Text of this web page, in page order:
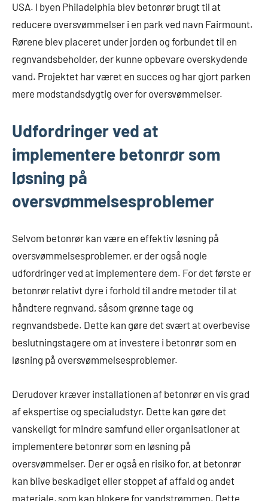
USA. I byen Philadelphia blev betonrør brugt til at
reducere oversvømmelser i en park ved navn Fairmount.
Rørene blev placeret under jorden og forbundet til en
regnvandsbeholder, der kunne opbevare overskydende
vand. Projektet har været en succes og har gjort parken
mere modstandsdygtig over for oversvømmelser.
Udfordringer ved at
implementere betonrør som
løsning på
oversvømmelsesproblemer
Selvom betonrør kan være en effektiv løsning på
oversvømmelsesproblemer, er der også nogle
udfordringer ved at implementere dem. For det første er
betonrør relativt dyre i forhold til andre metoder til at
håndtere regnvand, såsom grønne tage og
regnvandsbede. Dette kan gøre det svært at overbevise
beslutningstagere om at investere i betonrør som en
løsning på oversvømmelsesproblemer.
Derudover kræver installationen af betonrør en vis grad
af ekspertise og specialudstyr. Dette kan gøre det
vanskeligt for mindre samfund eller organisationer at
implementere betonrør som en løsning på
oversvømmelser. Der er også en risiko for, at betonrør
kan blive beskadiget eller stoppet af affald og andet
materiale, som kan blokere for vandstrømmen. Dette